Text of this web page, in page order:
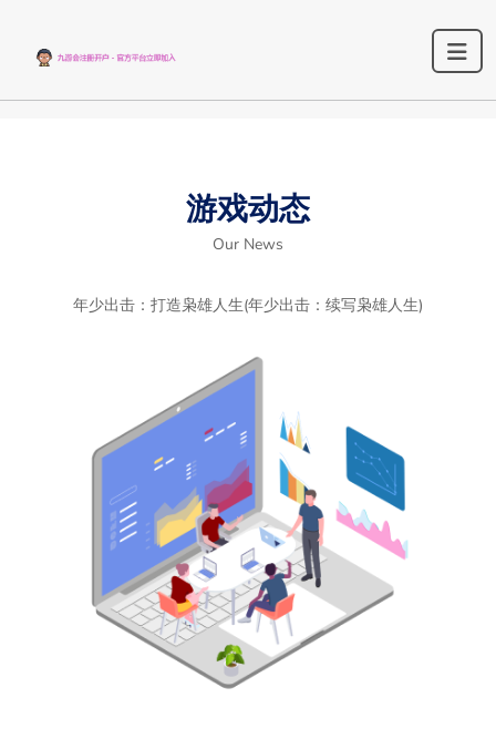
游戏动态
Our News
年少出击：打造枭雄人生(年少出击：续写枭雄人生)